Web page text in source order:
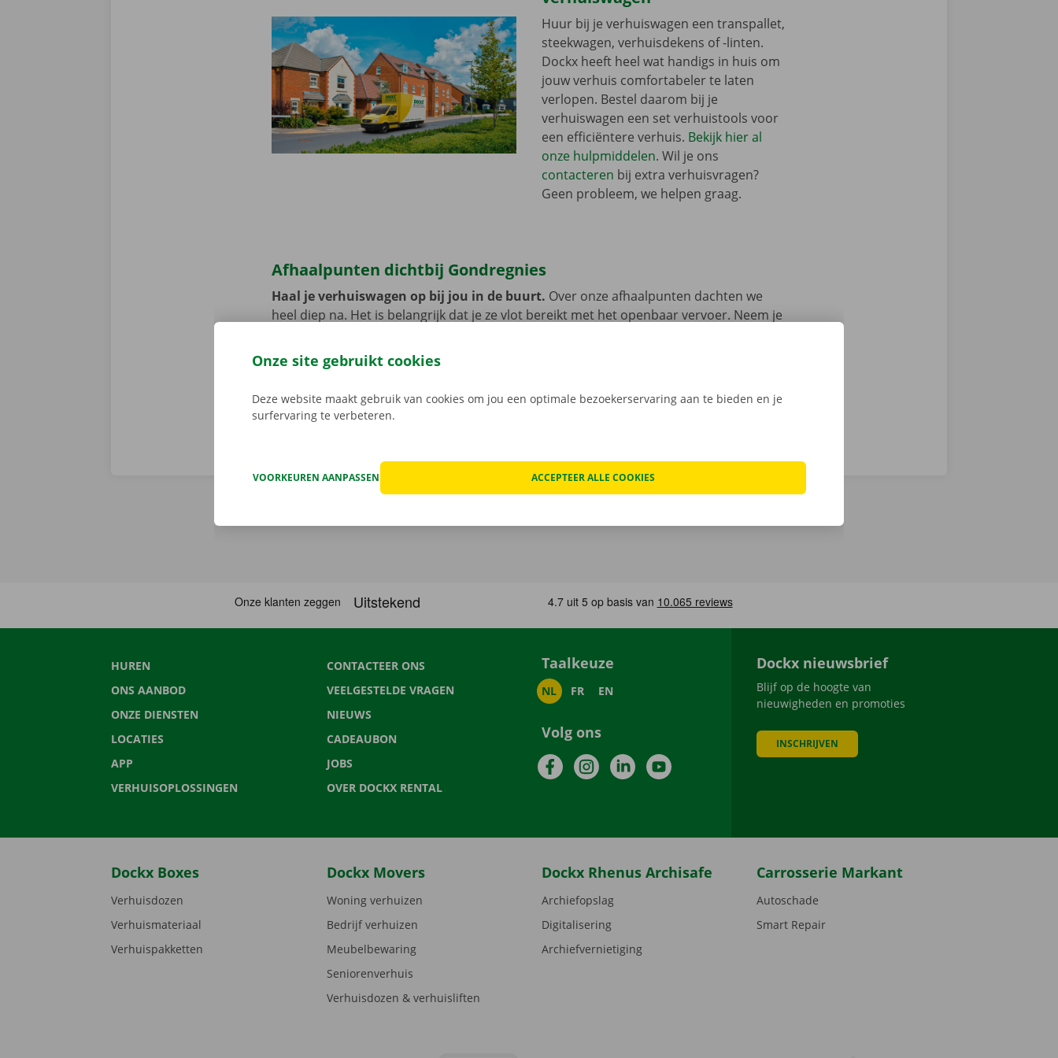
Huur bij je verhuiswagen een transpallet,
steekwagen, verhuisdekens of -linten.
Dockx heeft heel wat handigs in huis om
jouw verhuis comfortabeler te laten
verlopen. Bestel daarom bij je
verhuiswagen een set verhuistools voor
een efficiëntere verhuis. Bekijk hier al
onze hulpmiddelen. Wil je ons
contacteren bij extra verhuisvragen?
Geen probleem, we helpen graag.
Afhaalpunten dichtbij Gondregnies
Haal je verhuiswagen op bij jou in de buurt. Over onze afhaalpunten dachten we
heel diep na. Het is belangrijk dat je ze vlot bereikt met het openbaar vervoer. Neem je
Pick-up Point tot je de verhuiswagen niet meer nodig hebt.
HUREN
ONS AANBOD
ONZE DIENSTEN
LOCATIES
APP
VERHUISOPLOSSINGEN
CONTACTEER ONS
VEELGESTELDE VRAGEN
NIEUWS
CADEAUBON
JOBS
OVER DOCKX RENTAL
Taalkeuze
NL FR EN
Volg ons
FacebookInstagramLinkedInYouTube
Dockx nieuwsbrief
Blijf op de hoogte van
nieuwigheden en promoties
INSCHRIJVEN
Dockx Boxes
Verhuisdozen
Verhuismateriaal
Verhuispakketten
Dockx Movers
Woning verhuizen
Bedrijf verhuizen
Meubelbewaring
Seniorenverhuis
Verhuisdozen & verhuisliften
Dockx Rhenus Archisafe
Archiefopslag
Digitalisering
Archiefvernietiging
Carrosserie Markant
Autoschade
Smart Repair
Onze site gebruikt cookies
Deze website maakt gebruik van cookies om jou een optimale bezoekerservaring aan te bieden en je
surfervaring te verbeteren.
VOORKEUREN AANPASSEN ACCEPTEER ALLE COOKIES